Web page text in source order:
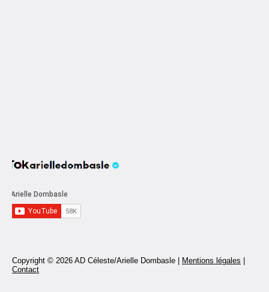
Copyright © 2026 AD Céleste/Arielle Dombasle | Mentions légales
Contact